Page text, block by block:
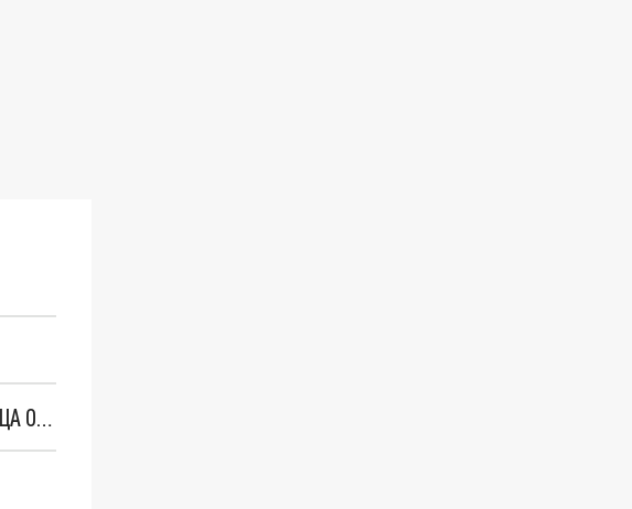
ОРГАНИЗАТОРОВ СМЕРТЕЛЬНОЙ ПОДЗЕМНОЙ ЭКСКУРСИИ В МОСКВЕ АРЕСТОВАЛИ ДО КОНЦА ОКТЯБРЯ